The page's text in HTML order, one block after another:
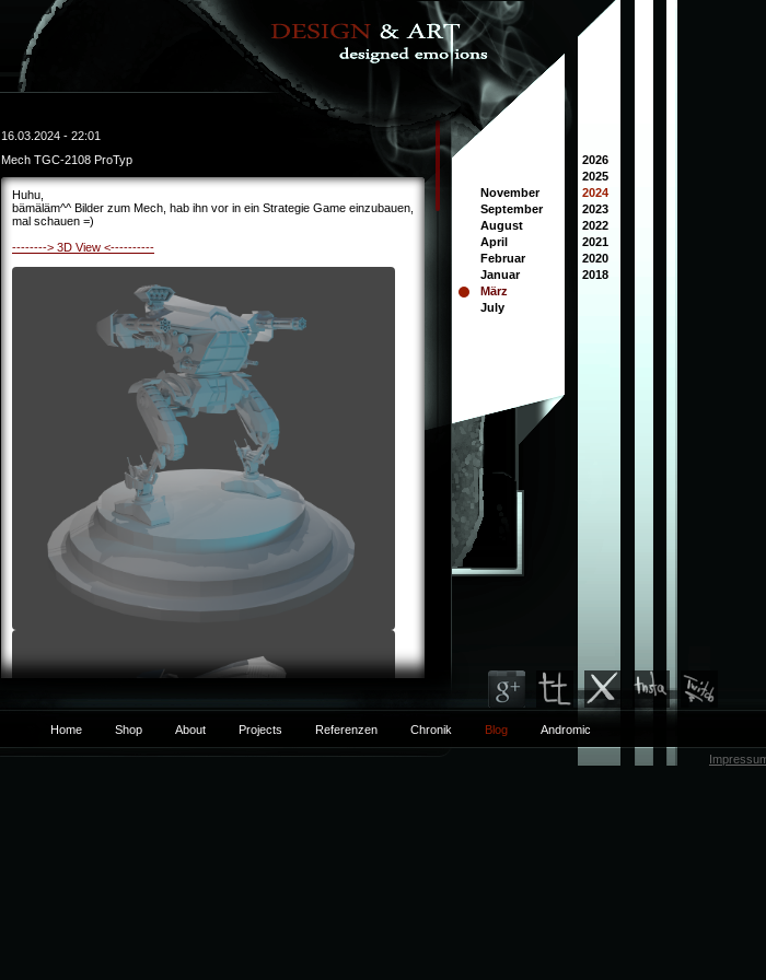
16.03.2024 - 22:01
Mech TGC-2108 ProTyp
Huhu,
bämäläm^^ Bilder zum Mech, hab ihn vor in ein Strategie Game einzubauen,
mal schauen =)
--------> 3D View <----------
2026
2025
2024
November
September
August
April
Februar
Januar
März
July
2023
2022
2021
2020
2018
Home Shop About Projects Referenzen Chronik Blog Andromic